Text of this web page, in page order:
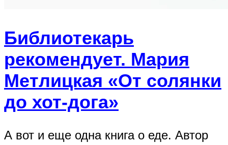
Библиотекарь
рекомендует. Мария
Метлицкая «От солянки
до хот-дога»
А вот и еще одна книга о еде. Автор